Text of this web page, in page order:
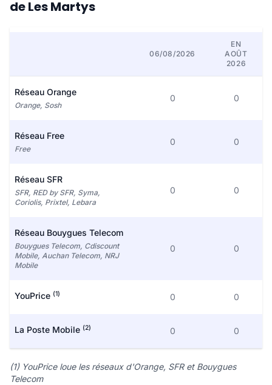
de Les Martys
06/08/2026
EN
AOÛT
2026
Réseau Orange
Orange, Sosh
0 0
Réseau Free
Free
0 0
Réseau SFR
SFR, RED by SFR, Syma,
Coriolis, Prixtel, Lebara
0 0
Réseau Bouygues Telecom
Bouygues Telecom, Cdiscount
Mobile, Auchan Telecom, NRJ
Mobile
0 0
YouPrice (1) 0 0
La Poste Mobile (2) 0 0
(1) YouPrice loue les réseaux d'Orange, SFR et Bouygues
Telecom